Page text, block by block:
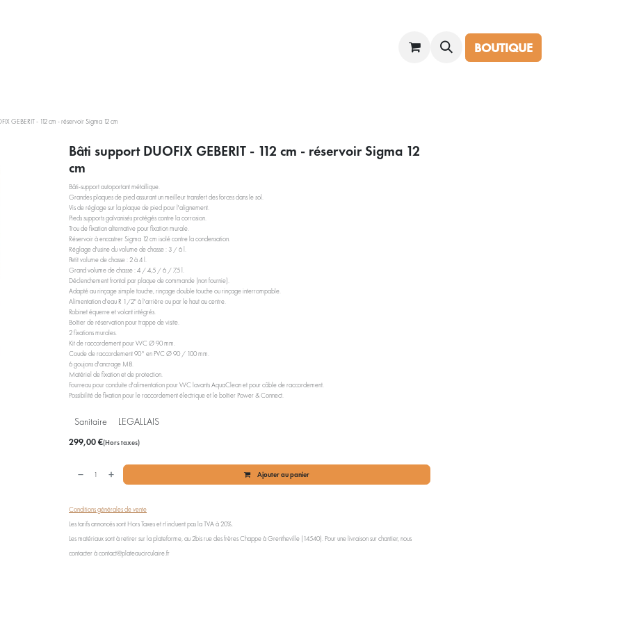
BOUTIQUE
GEBERIT - 112 cm - réservoir Sigma 12 cm
Bâti support DUOFIX GEBERIT - 112 cm - réservoir Sigma 12
cm
Bâti-support autoportant métallique.
Grandes plaques de pied assurant un meilleur transfert des forces dans le sol.
Vis de réglage sur la plaque de pied pour l'alignement.
Pieds supports galvanisés protégés contre la corrosion.
Trou de fixation alternative pour fixation murale.
Réservoir à encastrer Sigma 12 cm isolé contre la condensation.
Réglage d'usine du volume de chasse : 3 / 6 l.
Petit volume de chasse : 2 à 4 l.
Grand volume de chasse : 4 / 4,5 / 6 / 7,5 l.
Déclenchement frontal par plaque de commande (non fournie).
Adapté au rinçage simple touche, rinçage double touche ou rinçage interrompable.
Alimentation d'eau R 1/2" à l'arrière ou par le haut au centre.
Robinet équerre et volant intégrés.
Boîtier de réservation pour trappe de visite.
2 fixations murales.
Kit de raccordement pour WC Ø 90 mm.
Coude de raccordement 90° en PVC Ø 90 / 100 mm.
6 goujons d'ancrage M8.
Matériel de fixation et de protection.
Fourreau pour conduite d'alimentation pour WC lavants AquaClean et pour câble de raccordement.
Possibilité de fixation pour le raccordement électrique et le boîtier Power & Connect.
Sanitaire LEGALLAIS
299,00€(Hors taxes)
Ajouter au panier
Conditions générales de vente
Les tarifs annoncés sont Hors Taxes et n'incluent pas la TVA à 20%.
Les matériaux sont à retirer sur la plateforme, au 2bis rue des frères Chappe à Grentheville (14540). Pour une livraison sur chantier, nous
contacter à contact@plateaucirculaire.fr